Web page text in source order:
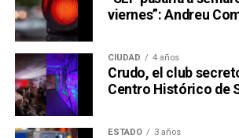
viernes”: Andreu
CIUDAD 4 años
Crudo, el club
Centro Histórico de
ESTADO 3 años